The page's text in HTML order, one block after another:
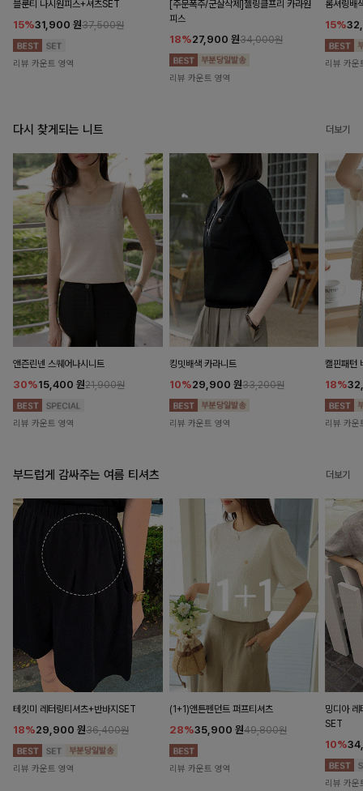
블룬티 나시원피스+셔츠SET
15%31,900 원37,500원
리뷰 카운트 영역
[주문폭주/군살삭제]젤링클프리 카라원
피스
18%27,900 원34,000원
리뷰 카운트 영역
롬셔링배
15%
리뷰 카운
다시 찾게되는 니트 더보기
앤즌린넨 스퀘어나시니트
30%15,400 원21,900원
리뷰 카운트 영역
킹밋배색 카라니트
10%29,900 원33,200원
리뷰 카운트 영역
캘핀패턴
18%
리뷰 카운
부드럽게 감싸주는 여름 티셔츠 더보기
테킷미 레터링티셔츠+반바지SET
18%29,900 원36,400원
리뷰 카운트 영역
(1+1)앤튼펜던트 퍼프티셔츠
28%35,900 원49,800원
리뷰 카운트 영역
밍디아 레
SET
10%
리뷰 카운